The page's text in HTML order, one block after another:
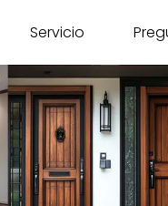
Servicio